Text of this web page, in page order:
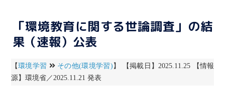
「環境教育に関する世論調査」の結
果（速報）公表
【環境学習 その他(環境学習) 】 【掲載日】2025.11.25 【情報
源】環境省／2025.11.21 発表